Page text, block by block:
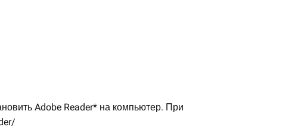
Adobe Reader* на компьютер. При